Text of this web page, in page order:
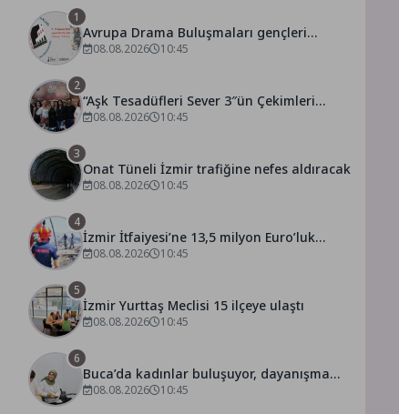
1
Avrupa Drama Buluşmaları gençleri
İzmir’de
08.08.2026 10:45
2
“Aşk Tesadüfleri Sever 3″ün Çekimleri
İstanbul’da Tamamlandı!
08.08.2026 10:45
3
Onat Tüneli İzmir trafiğine nefes aldıracak
08.08.2026 10:45
4
İzmir İtfaiyesi’ne 13,5 milyon Euro’luk
teknoloji yatırımı
08.08.2026 10:45
5
İzmir Yurttaş Meclisi 15 ilçeye ulaştı
08.08.2026 10:45
6
Buca’da kadınlar buluşuyor, dayanışma
güçleniyor
08.08.2026 10:45